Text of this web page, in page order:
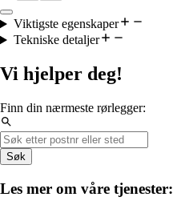
Viktigste egenskaper
Tekniske detaljer
Vi hjelper deg!
Finn din nærmeste rørlegger:
Søk
Les mer om våre tjenester: